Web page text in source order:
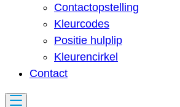
Contactopstelling
Kleurcodes
Positie hulplip
Kleurencirkel
Contact